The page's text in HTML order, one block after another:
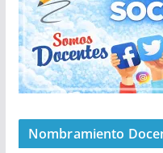
Nombramiento